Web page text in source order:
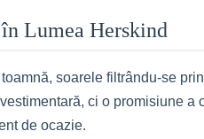
Lumea Herskind
soarele filtrându-se
ci o promisiune
de ocazie.